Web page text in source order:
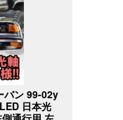
バン 99-02y
日本光